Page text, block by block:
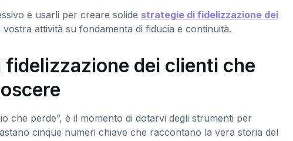
è usarli per creare solide strategie di fidelizzazione dei
attività su fondamenta di fiducia e continuità.
dei clienti che
che perde”, è il momento di dotarvi degli strumenti per
cinque numeri chiave che raccontano la vera storia del